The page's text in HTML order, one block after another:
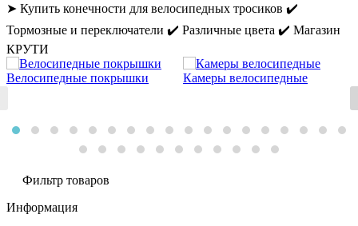
➤ Купить конечности для велосипедных тросиков ✔️
Тормозные и переключатели ✔️ Различные цвета ✔️ Магазин
КРУТИ
Велосипедные покрышки Камеры велосипедные
Фильтр товаров
Информация